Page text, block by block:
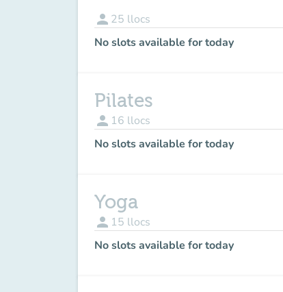
person 25 llocs
No slots available for today
Pilates
person 16 llocs
No slots available for today
Yoga
person 15 llocs
No slots available for today